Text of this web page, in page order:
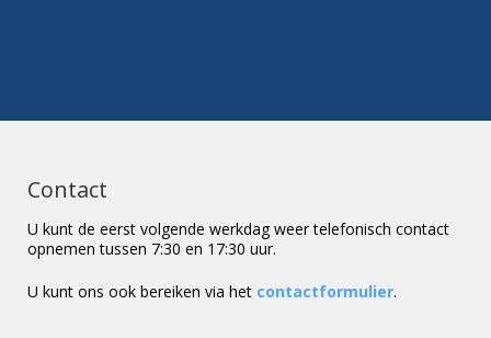
Contact
U kunt de eerst volgende werkdag weer telefonisch contact
opnemen tussen 7:30 en 17:30 uur.
U kunt ons ook bereiken via het contactformulier.